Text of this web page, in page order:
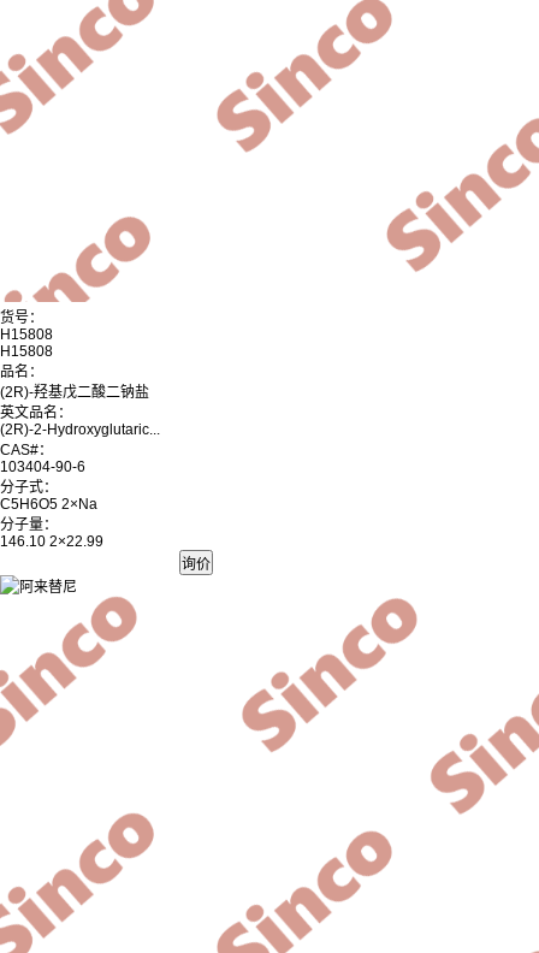
货号：
H15808
H15808
品名：
(2R)-羟基戊二酸二钠盐
英文品名：
(2R)-2-Hydroxyglutaric...
CAS#：
103404-90-6
分子式：
C5H6O5 2×Na
分子量：
146.10 2×22.99